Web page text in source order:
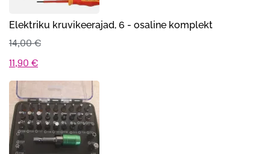
Elektriku kruvikeerajad, 6 - osaline komplekt
14,00€
Algne
hind
oli:
14,00 €.
11,90 €Praegune
hind
on:
11,90 €.